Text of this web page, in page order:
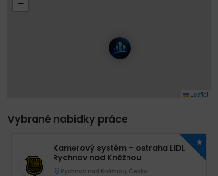
−
Leaflet
Vybrané nabídky práce
Kamerový systém – ostraha LIDL
Rychnov nad Kněžnou
Rychnov nad Kněžnou, Česko